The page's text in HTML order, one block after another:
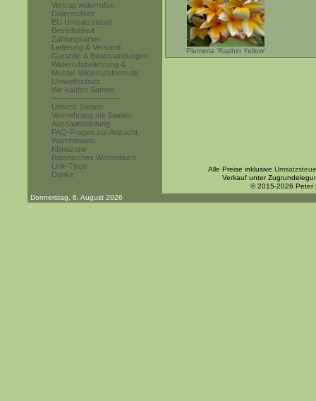
Vertrag widerrufen
Datenschutz
EU Umsatzsteuer
Bestellablauf
Zahlungsarten
Lieferung & Versand
Garantie & Beanstandungen
Widerrufsbelehrung &
Muster-Widerrufsformular
Umweltschutz
Wir kaufen Samen
------------------------
Unsere Samen
Vermehrung mit Samen
Aussaatanleitung
FAQ-Fragen zur Anzucht
Warnhinweis
Klimazone
Botanisches Wörterbuch
Link-Tipps
Danke
Plumeria 'Raphin Yellow'
Alle Preise inklusive
Verkauf unter
© 2015-2026 Peter
Donnerstag, 6. August 2026